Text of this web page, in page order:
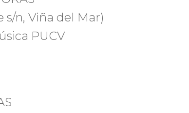
s/n, Viña del Mar)
PUCV